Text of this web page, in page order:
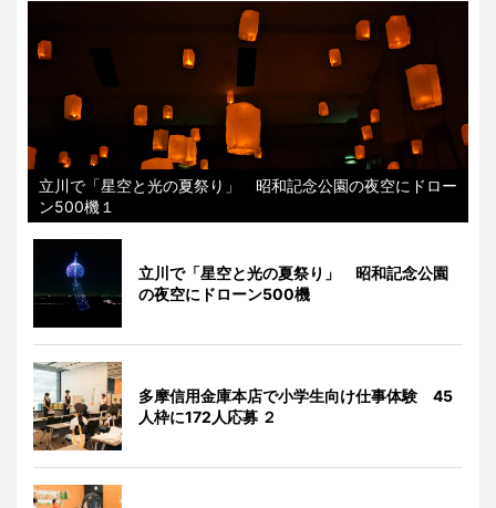
立川で「星空と光の夏祭り」 昭和記念公園の夜空にドロー
ン500機１
立川で「星空と光の夏祭り」 昭和記念公園
の夜空にドローン500機
多摩信用金庫本店で小学生向け仕事体験 45
人枠に172人応募 ２